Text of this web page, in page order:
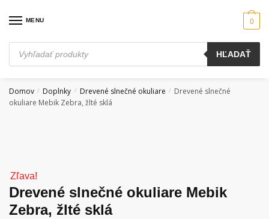
MENU
Products
search
HĽADAŤ
0
Domov / Doplnky / Drevené slnečné okuliare / Drevené slnečné
okuliare Mebik Zebra, žlté sklá
Zľava!
Drevené slnečné okuliare Mebik
Zebra, žlté sklá